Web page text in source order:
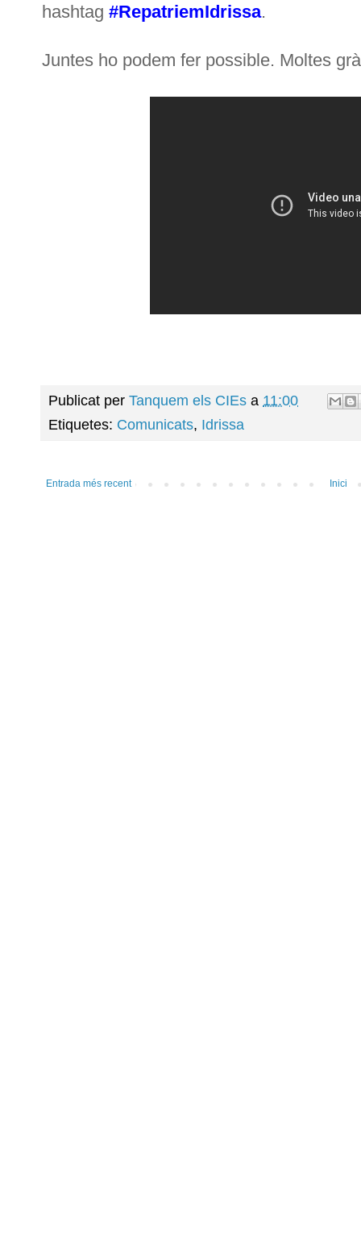
hashtag #RepatriemIdrissa.
Juntes ho podem fer possible. Moltes
Publicat per Tanquem els CIEs a 11:00
Etiquetes: Comunicats, Idrissa
Entrada més recent Inici